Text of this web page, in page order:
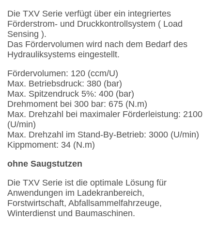
Die TXV Serie verfügt über ein integriertes
Förderstrom- und Druckkontrollsystem ( Load
Sensing ).
Das Fördervolumen wird nach dem Bedarf des
Hydrauliksystems eingestellt.
Fördervolumen: 120 (ccm/U)
Max. Betriebsdruck: 380 (bar)
Max. Spitzendruck 5%: 400 (bar)
Drehmoment bei 300 bar: 675 (N.m)
Max. Drehzahl bei maximaler Förderleistung: 2100
(U/min)
Max. Drehzahl im Stand-By-Betrieb: 3000 (U/min)
Kippmoment: 34 (N.m)
ohne Saugstutzen
Die TXV Serie ist die optimale Lösung für
Anwendungen im Ladekranbereich,
Forstwirtschaft, Abfallsammelfahrzeuge,
Winterdienst und Baumaschinen.